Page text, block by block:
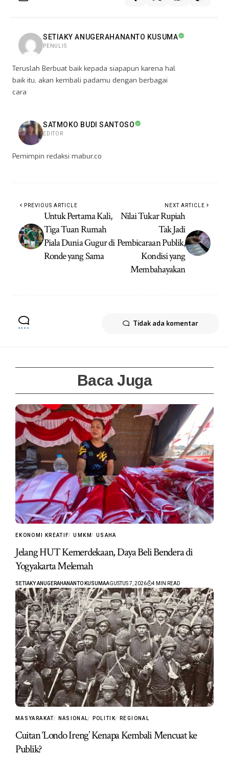
SETIAKY ANUGERAHANANTO KUSUMA
PENULIS
Teruslah Berbuat baik kepada siapapun karena hal
baik itu, akan kembali padamu dengan berbagai
cara
SATMOKO BUDI SANTOSO
EDITOR
Pemimpin redaksi mabur.co
PREVIOUS ARTICLE
Untuk Pertama Kali,
Tiga Tuan Rumah
Piala Dunia Gugur di
Ronde yang Sama
NEXT ARTICLE
Nilai Tukar Rupiah
Tak Jadi
Pembicaraan Publik,
Kondisi yang
Membahayakan
Tidak ada komentar
Baca Juga
EKONOMI KREATIF UMKM USAHA
Jelang HUT Kemerdekaan, Daya Beli Bendera di
Yogyakarta Melemah
SETIAKY ANUGERAHANANTO KUSUMAAGUSTUS 7, 2026 4 MIN READ
MASYARAKAT NASIONAL POLITIK REGIONAL
Cuitan ‘Londo Ireng’ Kenapa Kembali Mencuat ke
Publik?